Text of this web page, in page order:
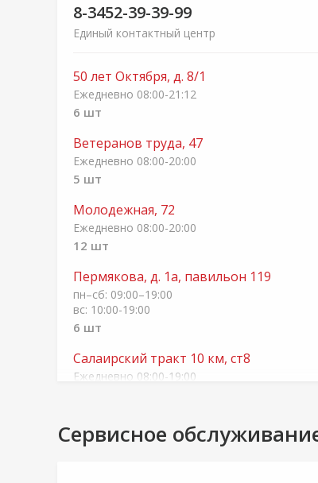
8-3452-39-39-99
Единый контактный центр
50 лет Октября, д. 8/1
Ежедневно 08:00-21:12
6 шт
Ветеранов труда, 47
Ежедневно 08:00-20:00
5 шт
Молодежная, 72
Ежедневно 08:00-20:00
12 шт
Пермякова, д. 1а, павильон 119
пн–сб: 09:00–19:00
вс: 10:00-19:00
6 шт
Салаирский тракт 10 км, ст8
Ежедневно 08:00-19:00
Ежедневно 08:00-20:00
Сервисное